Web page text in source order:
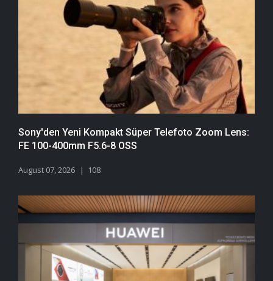
Sony'den Yeni Kompakt Süper Telefoto Zoom Lens:
FE 100-400mm F5.6-8 OSS
August 07, 2026 108